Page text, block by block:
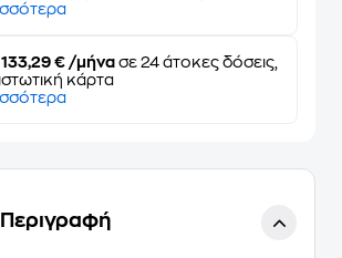
133,29 € /μήνα σε 24 άτοκες δόσεις,
κάρτα